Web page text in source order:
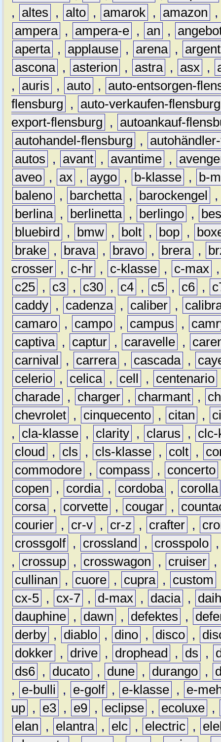
,
altes , alto , amarok , amazon
ampera , ampera-e , an ,
aperta , applause , arena ,
ascona , asterion , astra , asx ,
,
auris , auto ,
auto-entsorgen-
flensburg
,
auto-verkaufen-flensburg
export-flensburg
,
autoankauf-
autohandel-flensburg
,
autos
, avant , avantime ,
aveo , ax , aygo , b-klasse ,
b-
baleno , barchetta , barockengel
berlina , berlinetta , berlingo ,
bluebird
, bmw , bolt , bop ,
brake , brava , bravo , brera ,
crosser , c-hr , c-klasse , c-max
c25 , c3 , c30 , c4 , c5 , c6 ,
caddy , cadenza , caliber ,
camaro , campo , campus ,
captiva , captur , caravelle ,
carnival
, carrera , cascada ,
celerio , celica , cell , centenario
charade , charger , charmant ,
chevrolet , cinquecento , citan ,
,
cla-klasse , clarity , clarus ,
clc-
cloud
, cls , cls-klasse , colt ,
commodore , compass , concerto
copen
, cordia , cordoba ,
corolla
corsa , corvette , cougar ,
courier , cr-v , cr-z , crafter ,
crossgolf , crossland , crosspolo
,
crossup , crosswagon , cruiser ,
cullinan
, cuore , cupra , custom
cx-5 , cx-7 , d-max , dacia ,
dauphine , dawn , defektes ,
derby , diablo , dino , disco ,
dokker , drive , drophead , ds ,
ds6 , ducato , dune , durango ,
,
e-bulli , e-golf , e-klasse ,
e-
up , e3 , e9 , eclipse , ecoluxe ,
elan
, elantra , elc , electric ,